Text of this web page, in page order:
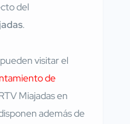
del
.
visitar el
de
Miajadas en
además de